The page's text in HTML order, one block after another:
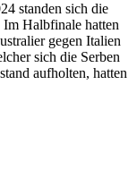
standen sich die
Im Halbfinale hatten
gegen Italien
sich die Serben
aufholten, hatten